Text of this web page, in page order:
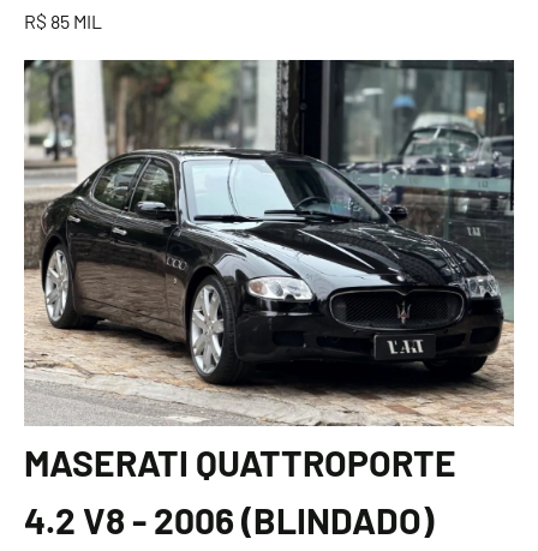
R$ 85 MIL
MASERATI QUATTROPORTE
4.2 V8 - 2006 (BLINDADO)